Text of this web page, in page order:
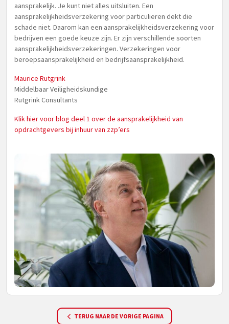
aansprakelijk. Je kunt niet alles uitsluiten. Een
aansprakelijkheidsverzekering voor particulieren dekt die
schade niet. Daarom kan een aansprakelijkheidsverzekering voor
bedrijven een goede keuze zijn. Er zijn verschillende soorten
aansprakelijkheidsverzekeringen. Verzekeringen voor
beroepsaansprakelijkheid en bedrijfsaansprakelijkheid.
Maurice Rutgrink
Middelbaar Veiligheidskundige
Rutgrink Consultants
Klik hier voor blog deel 1 over de aansprakelijkheid van
opdrachtgevers bij inhuur van zzp’ers
TERUG NAAR DE VORIGE PAGINA